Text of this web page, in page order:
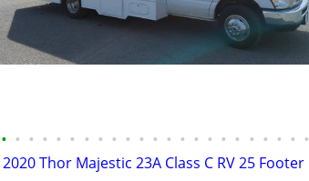
• • • • • • • • • • • • • • • • • • • • • • •
2020 Thor Majestic 23A Class C RV 25 Footer